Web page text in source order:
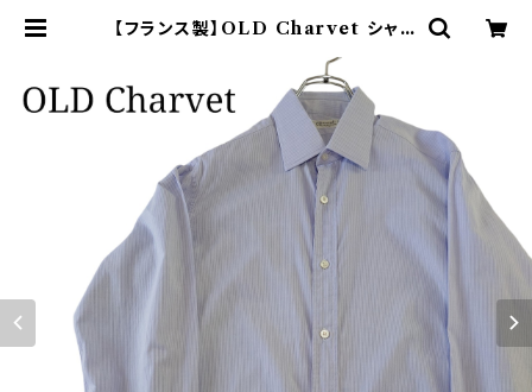
【フランス製】OLD Charvet シャル
オンライン古着屋 9chord